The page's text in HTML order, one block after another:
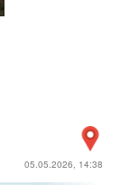
05.05.2026, 14:38